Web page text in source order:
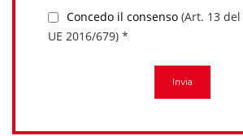
Concedo il consenso (Art. 13
UE 2016/679) *
Invia